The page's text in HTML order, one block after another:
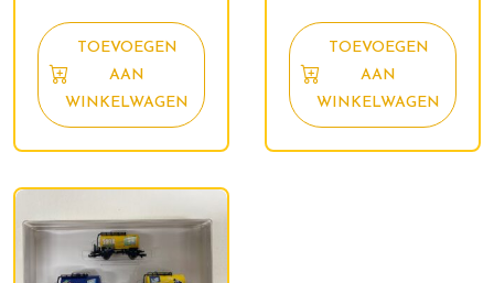
TOEVOEGEN
AAN
WINKELWAGEN
TOEVOEGEN
AAN
WINKELWAGEN